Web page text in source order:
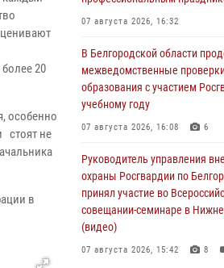
20
особенно
стоят не
в
07 августа 2026, 16:32
В Белгородской области
межведомственные
образования с участием
учебному году
07 августа 2026, 16:08 6
Руководитель управления
охраны Росгвардии по
принял участие во
совещании-семинаре в
(видео)
07 августа 2026, 15:42 8